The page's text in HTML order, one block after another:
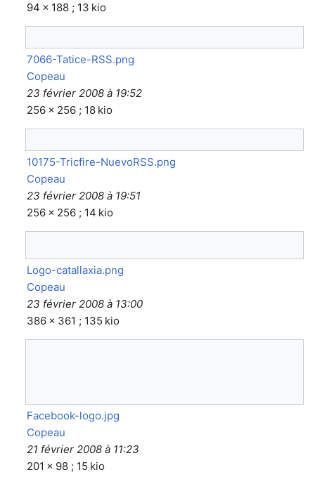
94 × 188 ; 13 kio
7066-Tatice-RSS.png
Copeau
23 février 2008 à 19:52
256 × 256 ; 18 kio
10175-Tricfire-NuevoRSS.png
Copeau
23 février 2008 à 19:51
256 × 256 ; 14 kio
Logo-catallaxia.png
Copeau
23 février 2008 à 13:00
386 × 361 ; 135 kio
Facebook-logo.jpg
Copeau
21 février 2008 à 11:23
201 × 98 ; 15 kio